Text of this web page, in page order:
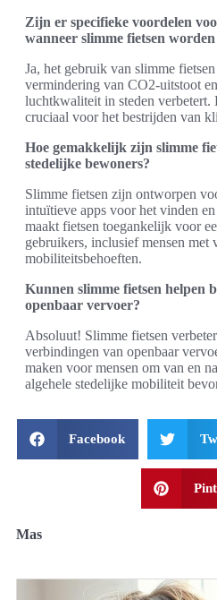
Zijn er specifieke voordelen
wanneer slimme fietsen
Ja, het gebruik van slimme
vermindering van CO2-uitstoot
luchtkwaliteit in steden verbetert.
cruciaal voor het bestrijden van
Hoe gemakkelijk zijn slimme
stedelijke bewoners?
Slimme fietsen zijn ontworpen
intuïtieve apps voor het vinden
maakt fietsen toegankelijk voor
gebruikers, inclusief mensen met
mobiliteitsbehoeften.
Kunnen slimme fietsen helpen
openbaar vervoer?
Absoluut! Slimme fietsen
verbindingen van openbaar
maken voor mensen om van en
algehele stedelijke mobiliteit
Facebook
Mas